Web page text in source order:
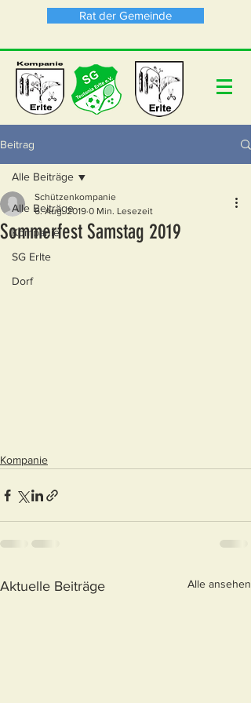
Rat der Gemeinde
Beitrag
Alle Beiträge
Kompanie
SG Erlte
Dorf
Alle Beiträge
Sommerfest Samstag 2019
Schützenkompanie
6. Aug. 2019 0 Min. Lesezeit
Kompanie
Aktuelle Beiträge Alle ansehen